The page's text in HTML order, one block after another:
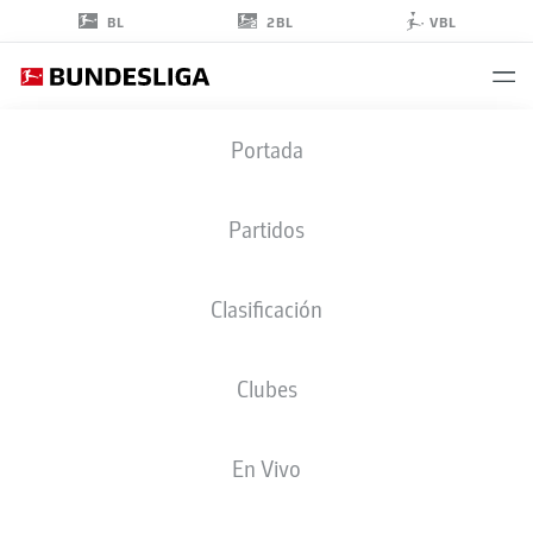
BL 2BL VBL
Portada
Partidos
Clasificación
Clubes
En Vivo